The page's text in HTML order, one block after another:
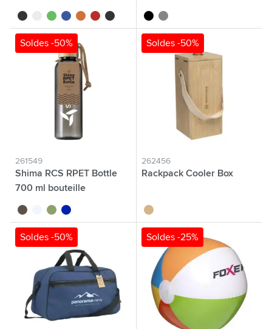
noir blancvert bleu orangerougenoir/noir noir gris
Soldes -50%
261549
Shima RCS RPET Bottle
700 ml bouteille
noir translucide
vert bleu
Soldes -50%
262456
Rackpack Cooler Box
brun bois
Soldes -50% Soldes -25%